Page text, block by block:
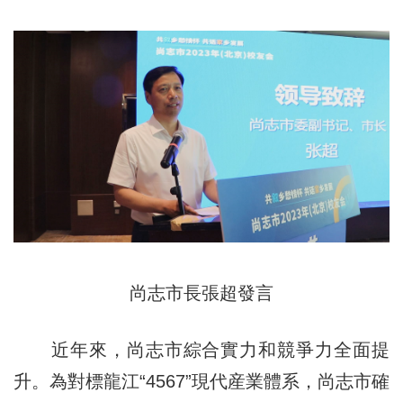
尚志市長張超發言
近年來，尚志市綜合實力和競爭力全面提
升。為對標龍江“4567”現代産業體系，尚志市確